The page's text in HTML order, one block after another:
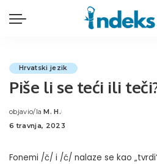
Hrvatski jezik
Piše li se teći ili
Posted
by
objavio/la M. H.
6 travnja, 2023
Fonemi /č/ i /ć/ nalaze se kao